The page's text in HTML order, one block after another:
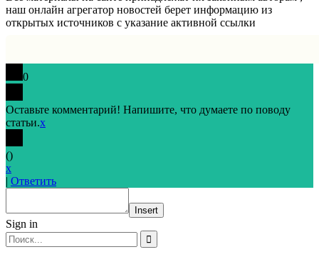
наш онлайн агрегатор новостей берет информацию из
открытых источников с указание активной ссылки
0
Оставьте комментарий! Напишите, что думаете по поводу
статьи.x
()
x
| Ответить
Insert
Sign in